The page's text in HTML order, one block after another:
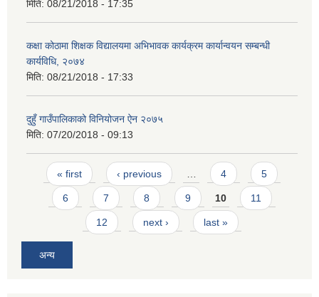
मिति: 08/21/2018 - 17:35
कक्षा कोठामा शिक्षक विद्यालयमा अभिभावक कार्यक्रम कार्यान्वयन सम्बन्धी
कार्यविधि, २०७४
मिति: 08/21/2018 - 17:33
दुहुँ गाउँपालिकाको विनियोजन ऐन २०७५
मिति: 07/20/2018 - 09:13
Pages
« first ‹ previous 4 5
6 7 8 9 10 11
12 next › last »
अन्य